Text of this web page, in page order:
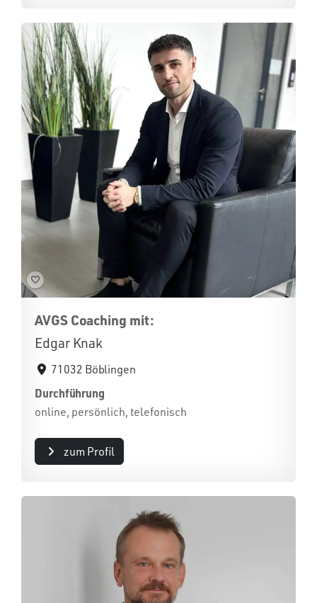
AVGS Coaching mit:
Edgar Knak
71032 Böblingen
Durchführung
online, persönlich, telefonisch
zum Profil